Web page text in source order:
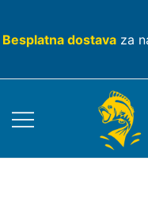
content
Besplatna dostava za